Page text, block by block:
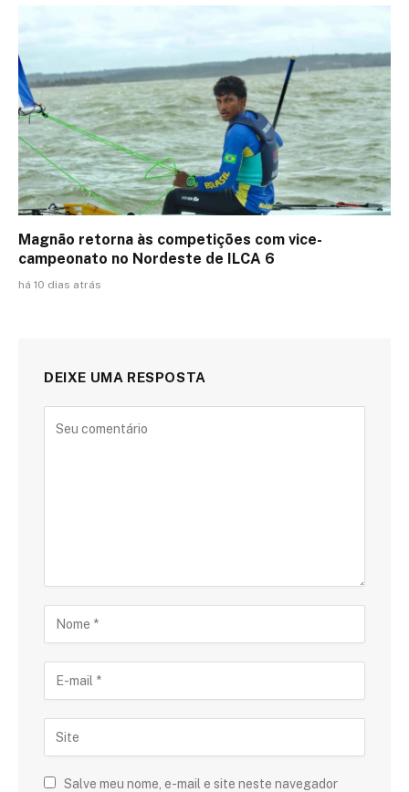
Magnão retorna às competições com vice-
campeonato no Nordeste de ILCA 6
há 10 dias atrás
DEIXE UMA RESPOSTA
Salve meu nome, e-mail e site neste navegador